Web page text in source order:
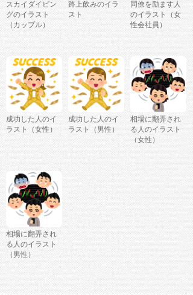
スカイダイビン
グのイラスト
（カップル）
路上飲みのイラ
スト
同僚を励ます人
のイラスト（女
性会社員）
成功した人のイ
ラスト（女性）
成功した人のイ
ラスト（男性）
相場に翻弄され
る人のイラスト
（女性）
相場に翻弄され
る人のイラスト
（男性）